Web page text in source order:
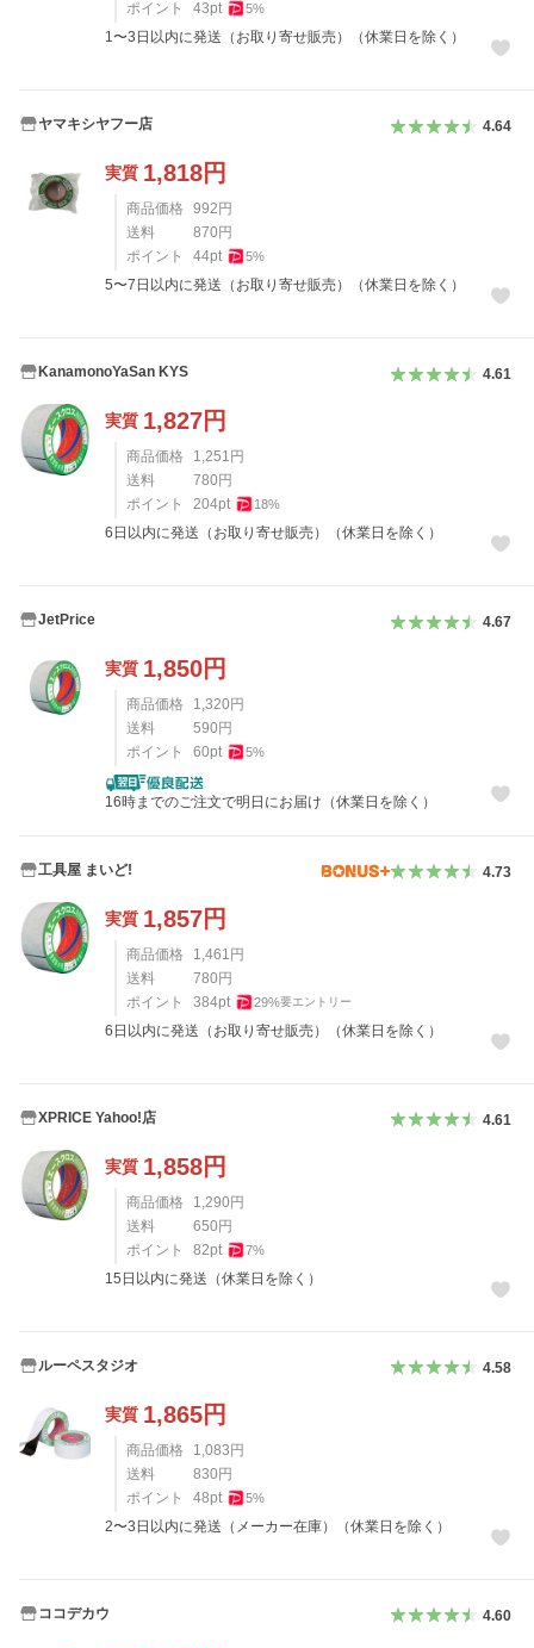
ポイント 43pt 5%
1〜3日以内に発送（お取り寄せ販売）（休業日を除く）
ヤマキシヤフー店 4.64
実質 1,818円
商品価格 992 円
送料
870 円
ポイント
44pt 5%
5〜7日以内に発送（お取り寄せ販売）（休業日を除く）
KanamonoYaSan KYS 4.61
実質 1,827円
商品価格 1,251 円
送料
780 円
ポイント
204pt 18%
6日以内に発送（お取り寄せ販売）（休業日を除く）
JetPrice 4.67
実質 1,850円
商品価格 1,320 円
送料
590 円
ポイント
60pt 5%
16時までのご注文で明日にお届け（休業日を除く）
工具屋 まいど! 4.73
実質 1,857円
商品価格 1,461 円
送料
780円
ポイント
384pt 29%要エントリー
6日以内に発送（お取り寄せ販売）（休業日を除く）
XPRICE Yahoo!店 4.61
実質 1,858円
商品価格 1,290円
送料
650円
ポイント
82pt 7%
15日以内に発送（休業日を除く）
ルーペスタジオ 4.58
実質 1,865円
商品価格 1,083円
送料
830円
ポイント
48pt 5%
2〜3日以内に発送（メーカー在庫）（休業日を除く）
ココデカウ 4.60